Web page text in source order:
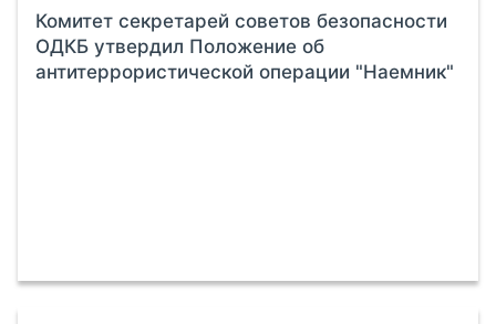
Комитет секретарей советов безопасности
ОДКБ утвердил Положение об
антитеррористической операции "Наемник"